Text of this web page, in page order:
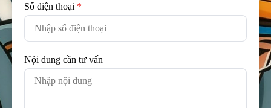
Số điện thoại *
Nội dung cần tư vấn